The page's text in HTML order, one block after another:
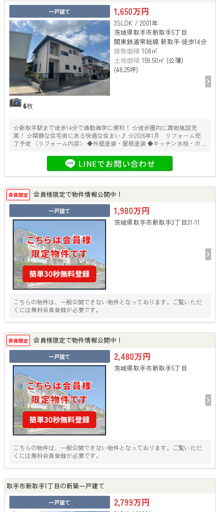
一戸建て
6枚
1,650万円
3SLDK / 2001年
茨城県取手市新取手5丁目
関東鉄道常総線 新取手 徒歩14分
建物面積 108㎡
土地面積 159.50㎡ (公簿)
(48.25坪)
☆新取手駅まで徒歩14分で通勤通学に便利！ ☆徒歩圏内に買物施設充
実！ ☆閑静な住宅街にある快適な住まい♪ ☆2026年1月 リフォーム完
了予定 〈リフォーム内容〉 ◆外壁塗装・屋根塗装 ◆キッチン水栓・ガス
浄機能付便座）交換 ◆２階トイレ（普通便座）交換 ◆給湯器交換 ◆クロ
ス張替 ◆電気工事 ◆TV モニタ付きインターホン交換 ◆畳表替 ◆防蟻工
事 ◆ハウスクリーニング
会員限定 会員様限定で物件情報公開中！
一戸建て 1,980万円
茨城県取手市新取手3丁目31-11
こちらの物件は、一般公開できない物件となっております。ご覧いただ
くには無料会員登録が必要です。
会員限定 会員様限定で物件情報公開中！
一戸建て 2,480万円
茨城県取手市新取手5丁目
こちらの物件は、一般公開できない物件となっております。ご覧いただ
くには無料会員登録が必要です。
取手市新取手1丁目の新築一戸建て
一戸建て 2,799万円